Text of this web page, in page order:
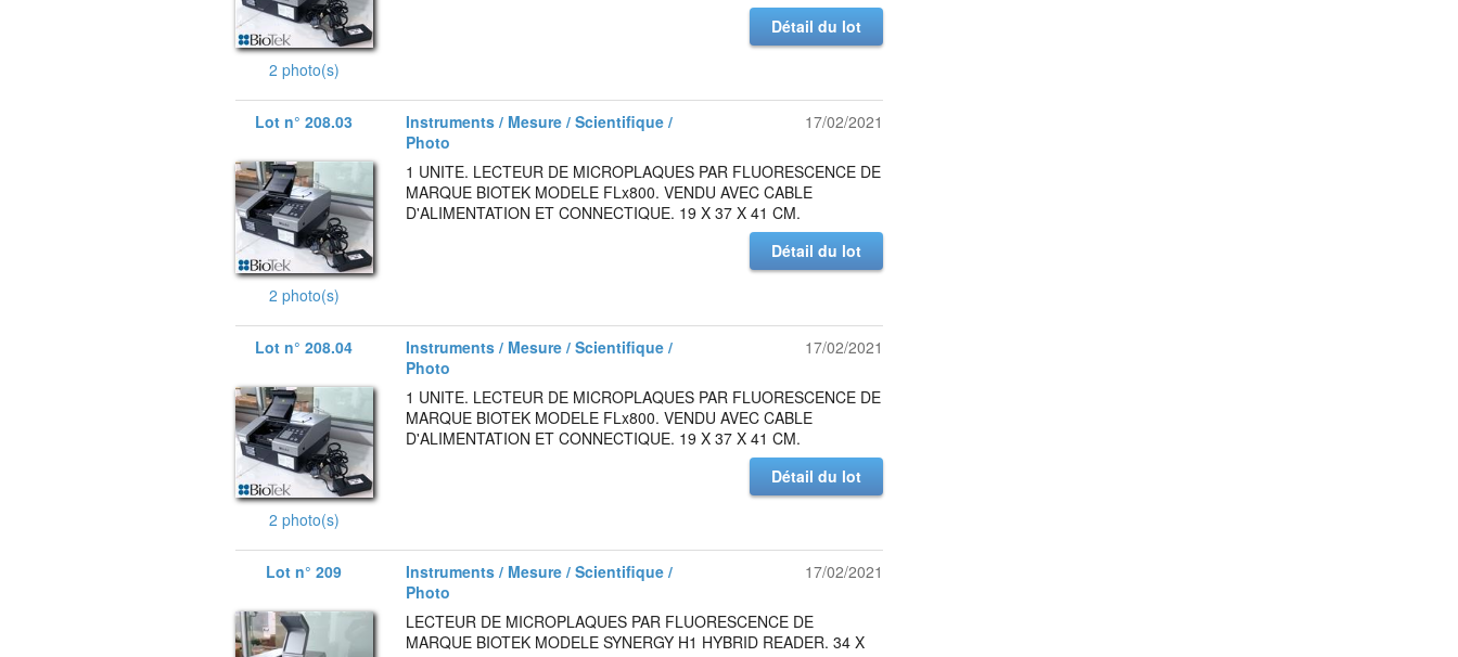
2 photo(s)
Détail du lot
Lot n° 208.03
Instruments / Mesure / Scientifique /
Photo
17/02/2021
2 photo(s)
1 UNITE. LECTEUR DE MICROPLAQUES PAR FLUORESCENCE DE
MARQUE BIOTEK MODELE FLx800. VENDU AVEC CABLE
D'ALIMENTATION ET CONNECTIQUE. 19 X 37 X 41 CM.
Détail du lot
Lot n° 208.04
Instruments / Mesure / Scientifique /
Photo
17/02/2021
2 photo(s)
1 UNITE. LECTEUR DE MICROPLAQUES PAR FLUORESCENCE DE
MARQUE BIOTEK MODELE FLx800. VENDU AVEC CABLE
D'ALIMENTATION ET CONNECTIQUE. 19 X 37 X 41 CM.
Détail du lot
Lot n° 209
Instruments / Mesure / Scientifique /
Photo
17/02/2021
LECTEUR DE MICROPLAQUES PAR FLUORESCENCE DE
MARQUE BIOTEK MODELE SYNERGY H1 HYBRID READER. 34 X